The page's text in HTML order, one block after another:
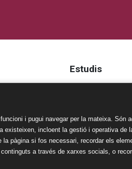
Estudis
Educació primària
Educació
i pugui navegar per la mateixa. Són
incloent la gestió i operativa
pàgina si fos necessari, recordar els
a través de xarxes socials, o